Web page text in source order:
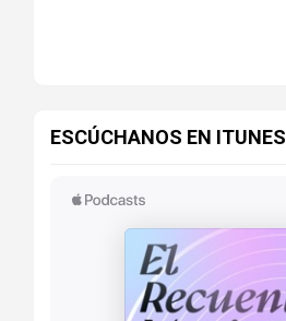
ESCÚCHANOS EN ITUNES